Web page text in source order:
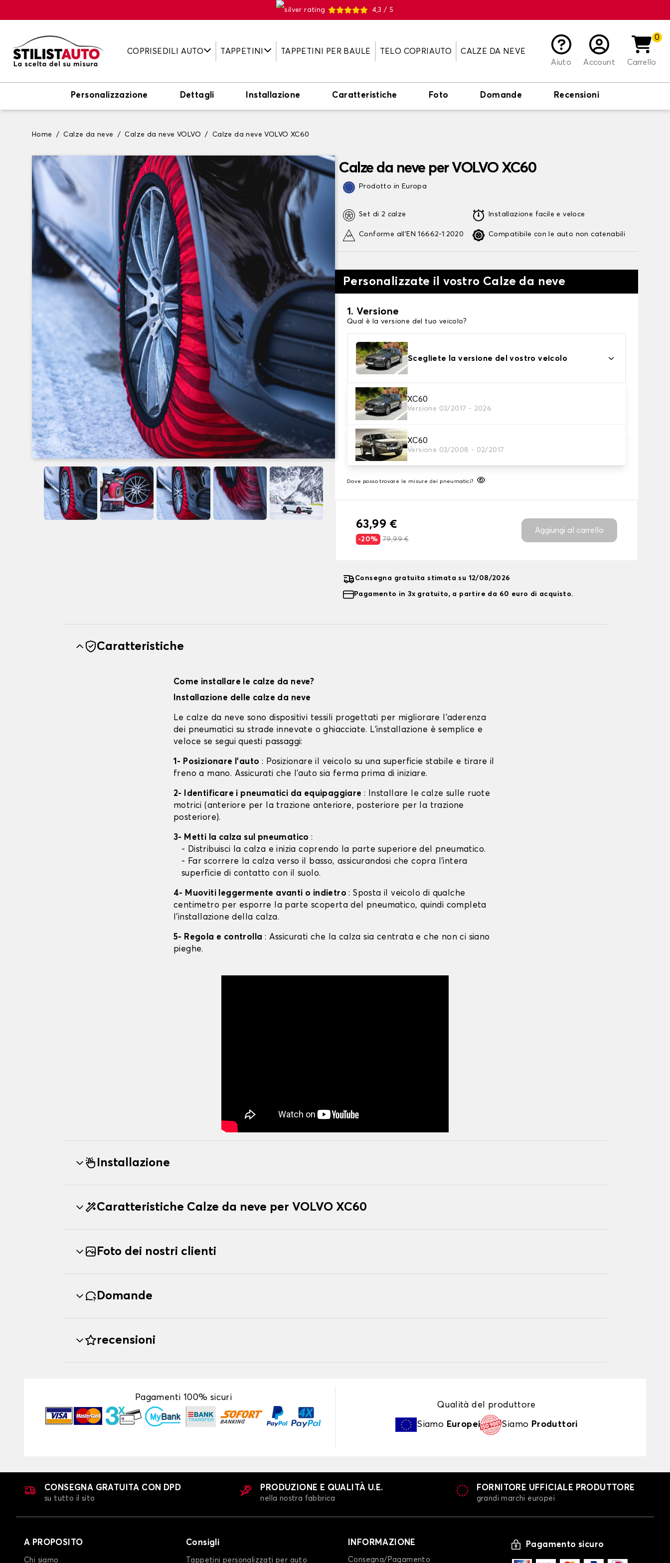
4,3 / 5
COPRISEDILI AUTO TAPPETINI TAPPETINI PER BAULE TELO COPRIAUTO
CALZE DA NEVE
Aiuto
Account
0
Carrello
Personalizzazione Dettagli Installazione Caratteristiche Foto Domande Recensioni
Home Calze da neve Calze da neve VOLVO Calze da neve VOLVO XC60
Calze da neve per VOLVO XC60
Prodotto in Europa
Set di 2 calze
Conforme all'EN 16662-1:2020
Installazione facile e veloce
Compatibile con le auto non catenabili
Personalizzate il vostro Calze da neve
1. Versione
Qual è la versione del tuo veicolo?
Scegliete la versione del vostro veicolo
XC60
Versione 03/2017 - 2026
XC60
Versione 03/2008 - 02/2017
2. Finitura a calza
Scegli le calze da neve adatte alle tue necessità
3. Dimensioni
Inserire le dimensioni del pneumatico
Dove posso trovare le misure dei pneumatici?
63,99 €
-20% 79,99 €
Aggiungi al carrello
Consegna gratuita stimata su 12/08/2026
Pagamento in 3x gratuito, a partire da 60 euro di acquisto.
Caratteristiche
Come installare le calze da neve?
Installazione delle calze da neve
Le calze da neve sono dispositivi tessili progettati per migliorare l'aderenza
dei pneumatici su strade innevate o ghiacciate. L'installazione è semplice e
veloce se segui questi passaggi:
1- Posizionare l'auto : Posizionare il veicolo su una superficie stabile e tirare il
freno a mano. Assicurati che l'auto sia ferma prima di iniziare.
2- Identificare i pneumatici da equipaggiare : Installare le calze sulle ruote
motrici (anteriore per la trazione anteriore, posteriore per la trazione
posteriore).
3- Metti la calza sul pneumatico:
- Distribuisci la calza e inizia coprendo la parte superiore del pneumatico.
- Far scorrere la calza verso il basso, assicurandosi che copra l'intera
superficie di contatto con il suolo.
4- Muoviti leggermente avanti o indietro: Sposta il veicolo di qualche
centimetro per esporre la parte scoperta del pneumatico, quindi completa
l'installazione della calza.
5- Regola e controlla : Assicurati che la calza sia centrata e che non ci siano
pieghe.
Installazione
Caratteristiche Calze da neve per VOLVO XC60
Foto dei nostri clienti
Domande
recensioni
Pagamenti 100% sicuri
Qualità del produttore
Siamo Europei Siamo Produttori
CONSEGNA GRATUITA CON DPD
su tutto il sito
PRODUZIONE E QUALITÀ U.E.
nella nostra fabbrica
FORNITORE UFFICIALE PRODUTTORE
grandi marchi europei
A PROPOSITO
Chi siamo
Consigli
Tappetini personalizzati per auto
INFORMAZIONE
Consegna/Pagamento
Pagamento sicuro